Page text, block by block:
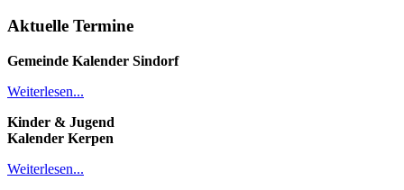
Aktuelle Termine
Gemeinde Kalender Sindorf
Weiterlesen...
Kinder & Jugend
Kalender Kerpen
Weiterlesen...